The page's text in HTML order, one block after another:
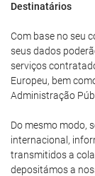
Destinatários
Com base no seu
seus dados
serviços
Europeu, bem
Administração
Do mesmo modo,
internacional,
transmitidos a
depositámos a